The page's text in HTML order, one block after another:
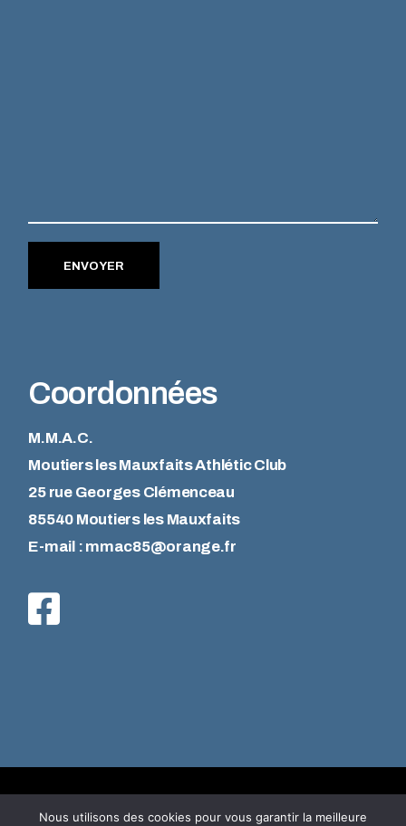
ENVOYER
Coordonnées
M.M.A.C.
Moutiers les Mauxfaits Athlétic Club
25 rue Georges Clémenceau
85540 Moutiers les Mauxfaits
E-mail : mmac85@orange.fr
Nous utilisons des cookies pour vous garantir la meilleure